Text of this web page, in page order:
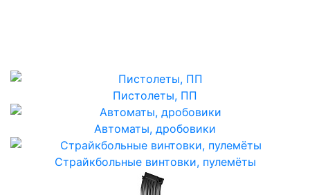
Пистолеты, ПП
Автоматы, дробовики
Страйкбольные винтовки, пулемёты